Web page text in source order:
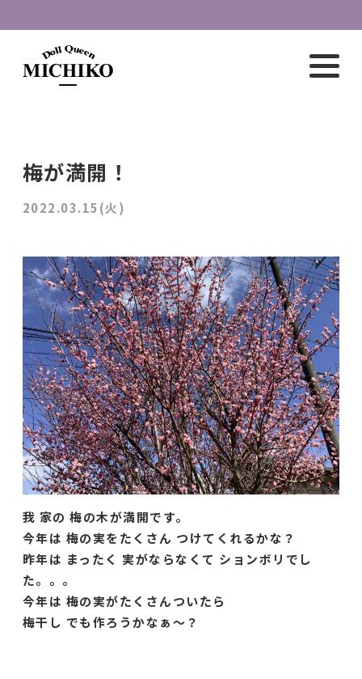
梅が満開！
2022.03.15(火)
我 家の 梅の木が満開です。
今年は 梅の実をたくさん つけてくれるかな？
昨年は まったく 実がならなくて ションボリでし
た。。。
今年は 梅の実がたくさんついたら
梅干し でも作ろうかなぁ〜？